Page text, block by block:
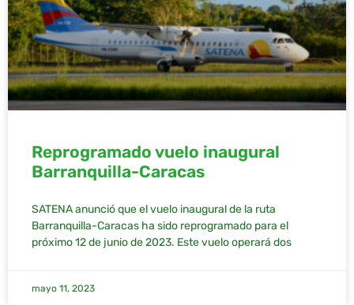
Reprogramado vuelo inaugural
Barranquilla-Caracas
SATENA anunció que el vuelo inaugural de la ruta
Barranquilla-Caracas ha sido reprogramado para el
próximo 12 de junio de 2023. Este vuelo operará dos
mayo 11, 2023